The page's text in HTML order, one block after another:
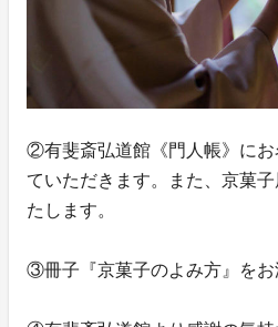
②有斐斎弘道館《門人帳》に
ていただきます。また、京菓
たします。
③冊子『京菓子のよみ方』をお